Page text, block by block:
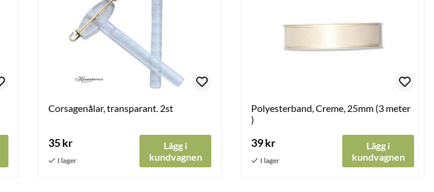
Corsagenålar, transparant. 2st
35 kr
Lägg i
kundvagnen
Polyesterband, Creme, 25mm (3 meter
)
39 kr
Lägg i
kundvagnen